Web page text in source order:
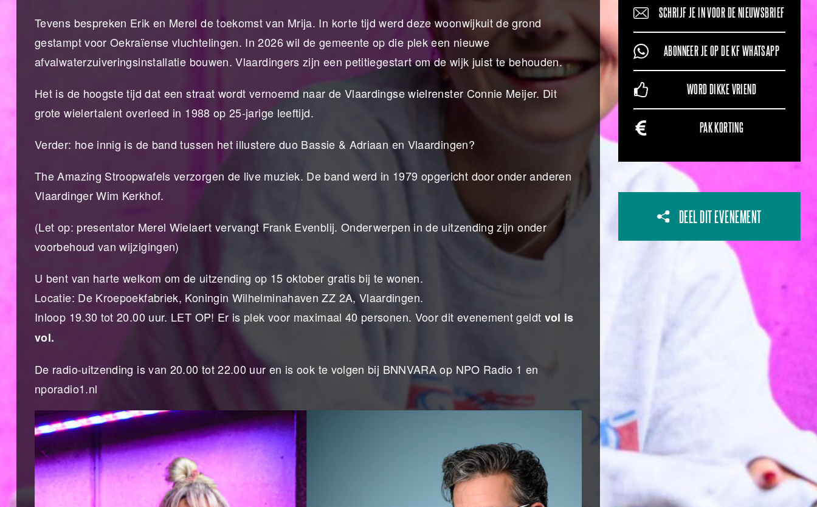
Tevens bespreken Erik en Merel de toekomst van Mrija. In korte tijd werd deze woonwijkuit de grond
gestampt voor Oekraïense vluchtelingen. In 2026 wil de gemeente op die plek een nieuwe
afvalwaterzuiveringsinstallatie bouwen. Vlaardingers zijn een petitiegestart om de wijk juist te behouden.
Het is de hoogste tijd dat een straat wordt vernoemd naar de Vlaardingse wielrenster Connie Meijer. Dit
grote wielertalent overleed in 1988 op 25-jarige leeftijd.
Verder: hoe innig is de band tussen het illustere duo Bassie & Adriaan en Vlaardingen?
The Amazing Stroopwafels verzorgen de live muziek. De band werd in 1979 opgericht door onder anderen
Vlaardinger Wim Kerkhof.
(Let op: presentator Merel Wielaert vervangt Frank Evenblij. Onderwerpen in de uitzending zijn onder
voorbehoud van wijzigingen)
U bent van harte welkom om de uitzending op 15 oktober gratis bij te wonen.
Locatie: De Kroepoekfabriek, Koningin Wilhelminahaven ZZ 2A, Vlaardingen.
Inloop 19.30 tot 20.00 uur. LET OP! Er is plek voor maximaal 40 personen. Voor dit evenement geldt vol is
vol.
De radio-uitzending is van 20.00 tot 22.00 uur en is ook te volgen bij BNNVARA op NPO Radio 1 en
nporadio1.nl
SCHRIJF JE IN VOOR DE NIEUWSBRIEF
ABONNEER JE OP DE KF WHATSAPP
WORD DIKKE VRIEND
PAK KORTING
DEEL DIT EVENEMENT